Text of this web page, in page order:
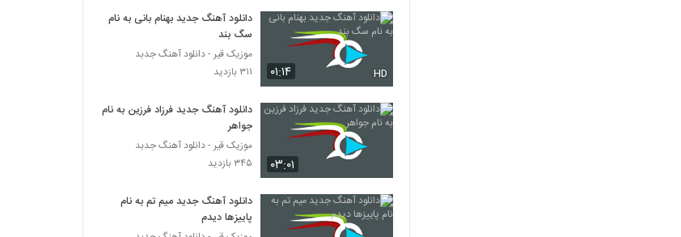
موزیک زیبای قلبم از امیررضا
۲۲۶ بازدید
Salimian Sigar)
۲۴۷ بازدید
دانلود آهنگ محسن برکن بی معرفت
۲۳۳ بازدید
دانلود آهنگ ساسان زاهدی فرد سایکوز (Sasan
Zahedi Fard Saykoz)
۰۱:۱۴ HD
دانلود آهنگ جدید بهنام بانی به نام
سگ بند
موزیک قیر - دانلود آهنگ جدبد
۳۱۱ بازدید
۰۳:۰۱
دانلود آهنگ جدید فرزاد فرزین به نام
جواهر
موزیک قیر - دانلود آهنگ جدبد
۳۴۵ بازدید
دانلود آهنگ جدید میم تم به نام
پاییزها دیدم